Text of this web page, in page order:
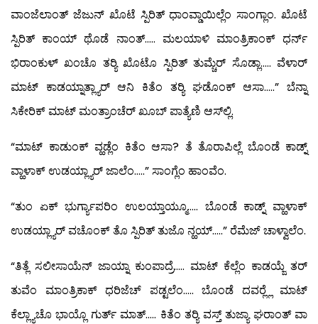
ವಾಂಜೆಲಾಂತ್ ಜೆಜುನ್ ಖೊಟೆ ಸ್ಪಿರಿತ್ ಧಾಂವ್ಡಾಯಿಲ್ಲೆಂ ಸಾಂಗ್ಲಾಂ. ಖೊಟೆ
ಸ್ಪಿರಿತ್ ಕಾಂಯ್ ಥೊಡೆ ನಾಂತ್….. ಮಲಯಾಳಿ ಮಾಂತ್ರಿಕಾಂಕ್ ಧರ್ನ್
ಭಿರಾಂಕುಳ್ ಖಂಚೊ ತರ್‍ಯಿ ಖೊಟೊ ಸ್ಪಿರಿತ್ ತುಮ್ಚೆರ್ ಸೊಡ್ಲಾ….. ವೆಳಾರ್
ಮಾಟ್ ಕಾಡಯ್ನಾತ್ಲ್ಯಾರ್ ಆನಿ ಕಿತೆಂ ತರ್‍ಯಿ ಘಡೊಂಕ್ ಆಸಾ…..” ಬೆನ್ನಾ
ಸಿಕೇರಿಕ್ ಮಾಟ್ ಮಂತ್ರಾಂಚೆರ್ ಖೂಬ್ ಪಾತ್ಯೆಣಿ ಆಸ್‍ಲ್ಲಿ.
“ಮಾಟ್ ಕಾಡುಂಕ್ ವ್ಹಡ್ಲೆಂ ಕಿತೆಂ ಆಸಾ? ತೆ ತೊರಾಪಿಲ್ಲೆ ಬೊಂಡೆ ಕಾಡ್ನ್
ವ್ಹಾಳಾಕ್ ಉಡಯ್ಲ್ಯಾರ್ ಜಾಲೆಂ…..” ಸಾಂಗ್ಲೆಂ ಹಾಂವೆಂ.
“ತುಂ ಏಕ್ ಭುರ್ಗ್ಯಾಪರಿಂ ಉಲಯ್ತಾಯ್ಮೂ….. ಬೊಂಡೆ ಕಾಡ್ನ್ ವ್ಹಾಳಾಕ್
ಉಡಯ್ಲ್ಯಾರ್ ವಚೊಂಕ್ ತೊ ಸ್ಪಿರಿತ್ ತುಜೊ ನ್ಹಯ್…..” ರೆಮೆಜ್ ಚಾಳ್ವಾಲೆಂ.
“ತಿತ್ಲೆ ಸಲೀಸಾಯೆನ್ ಜಾಯ್ನಾ ಕುಂಪಾದ್ರೆ….. ಮಾಟ್ ಕೆಲ್ಲೆಂ ಕಾಡಯ್ಜೆ ತರ್
ತುವೆಂ ಮಾಂತ್ರಿಕಾಕ್ ಧರಿಜೆಚ್ ಪಡ್ಟಲೆಂ….. ಬೊಂಡೆ ದವರ್‍ಲ್ಲೆ ಮಾಟ್
ಕೆಲ್ಲ್ಯಾಚೊ ಭಾಯ್ಲೊ ಗುರ್ತ್ ಮಾತ್….. ಕಿತೆಂ ತರ್‍ಯಿ ವಸ್ತ್ ತುಜ್ಯಾ ಘರಾಂತ್ ವಾ